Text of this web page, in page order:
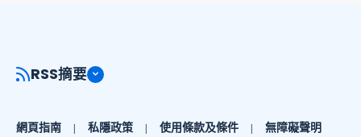
RSS摘要
網頁指南 私隱政策 使用條款及條件 無障礙聲明